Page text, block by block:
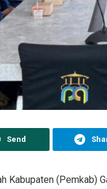
Send
Kabupaten (Pemkab)